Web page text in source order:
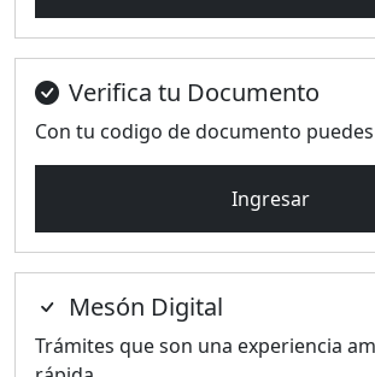
Verifica tu Documento
Con tu codigo de documento
Ingresar
Mesón Digital
Trámites que son una experiencia